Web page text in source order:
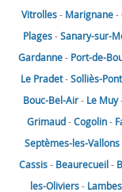
Vitrolles- Marignane-
Plages-Sanary-sur-
Gardanne- Port-de-
Le Pradet-Solliès-Pont
Bouc-Bel-Air- Le Muy
Grimaud-Cogolin-
Septèmes-les-Vallons
Cassis- Beaurecueil-
les-Oliviers-